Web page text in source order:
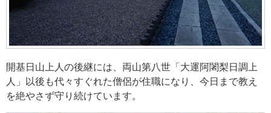
開基日山上人の後継には、両山第八世「大運阿闍梨日調上
人」以後も代々すぐれた僧侶が住職になり、今日まで教え
を絶やさず守り続けています。